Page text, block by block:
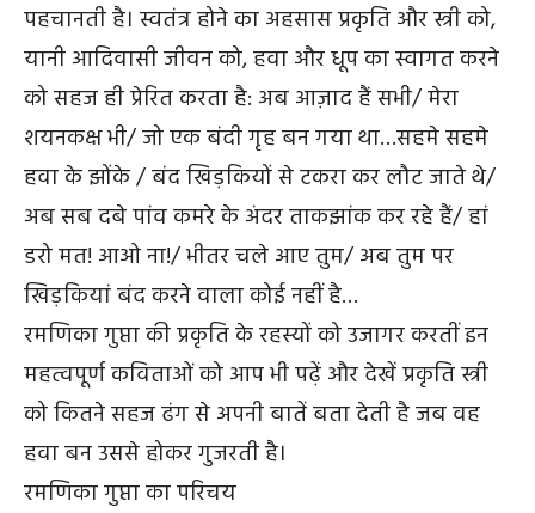
पहचानती है। स्वतंत्र होने का अहसास प्रकृति और स्त्री को,
यानी आदिवासी जीवन को, हवा और धूप का स्वागत करने
को सहज ही प्रेरित करता है: अब आज़ाद हैं सभी/ मेरा
शयनकक्ष भी/ जो एक बंदी गृह बन गया था…सहमे सहमे
हवा के झोंके / बंद खिड़कियों से टकरा कर लौट जाते थे/
अब सब दबे पांव कमरे के अंदर ताकझांक कर रहे हैं/ हां
डरो मत! आओ ना!/ भीतर चले आए तुम/ अब तुम पर
खिड़कियां बंद करने वाला कोई नहीं है…
रमणिका गुप्ता की प्रकृति के रहस्यों को उजागर करतीं इन
महत्वपूर्ण कविताओं को आप भी पढ़ें और देखें प्रकृति स्त्री
को कितने सहज ढंग से अपनी बातें बता देती है जब वह
हवा बन उससे होकर गुजरती है।
रमणिका गुप्ता का परिचय